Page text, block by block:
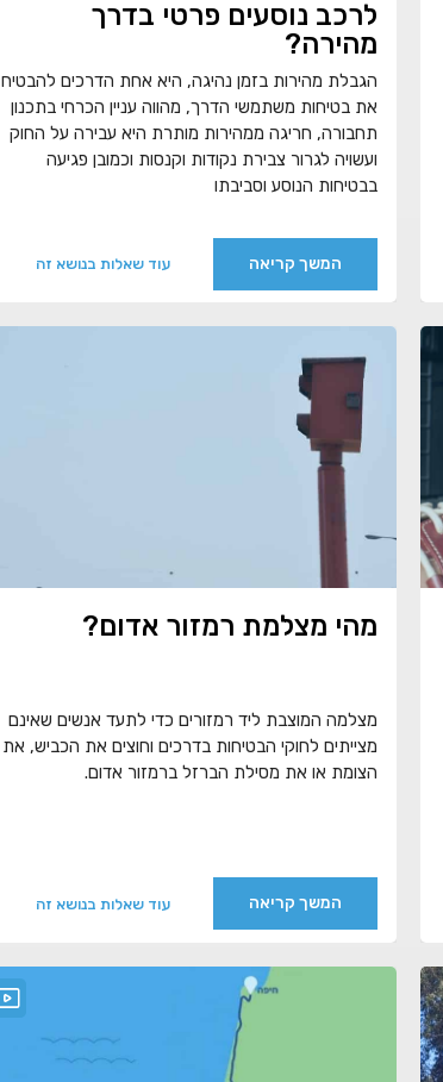
לרכב נוסעים פרטי בדרך
מהירה?
הגבלת מהירות בזמן נהיגה, היא אחת הדרכים להבטיח
את בטיחות משתמשי הדרך, מהווה עניין הכרחי בתכנון
תחבורה, חריגה ממהירות מותרת היא עבירה על החוק
ועשויה לגרור צבירת נקודות וקנסות וכמובן פגיעה
בבטיחות הנוסע וסביבתו
המשך קריאה עוד שאלות בנושא זה
מהי מצלמת רמזור אדום?
מצלמה המוצבת ליד רמזורים כדי לתעד אנשים שאינם
מצייתים לחוקי הבטיחות בדרכים וחוצים את הכביש, את
הצומת או את מסילת הברזל ברמזור אדום.
המשך קריאה עוד שאלות בנושא זה